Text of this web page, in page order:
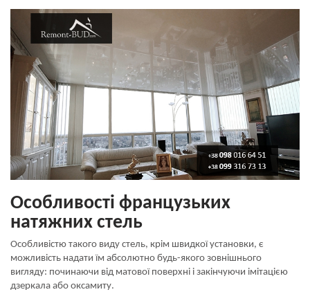
Особливості французьких
натяжних стель
Особливістю такого виду стель, крім швидкої установки, є
можливість надати їм абсолютно будь-якого зовнішнього
вигляду: починаючи від матової поверхні і закінчуючи імітацією
дзеркала або оксамиту.